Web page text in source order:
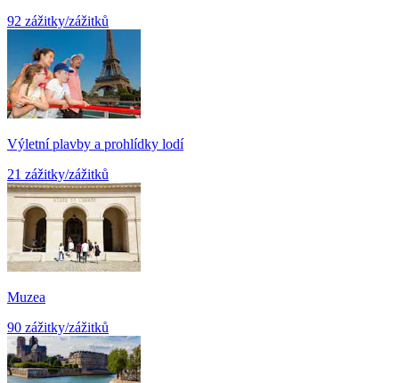
92 zážitky/zážitků
Výletní plavby a prohlídky lodí
21 zážitky/zážitků
Muzea
90 zážitky/zážitků